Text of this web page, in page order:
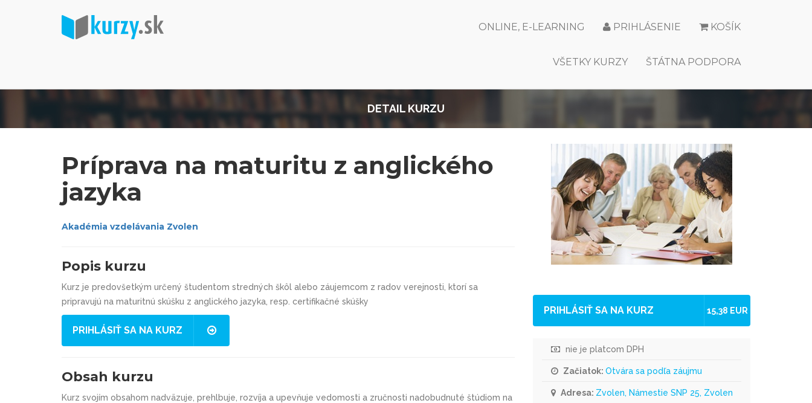
KOŠÍK
PRIHLÁSENIE
ONLINE, E-LEARNING
ŠTÁTNA PODPORA
VŠETKY KURZY
DETAIL KURZU
Príprava na maturitu z anglického
jazyka
Akadémia vzdelávania Zvolen
Popis kurzu
Kurz je predovšetkým určený študentom stredných škôl alebo záujemcom z radov verejnosti, ktorí sa
pripravujú na maturitnú skúšku z anglického jazyka, resp. certifikačné skúšky
PRIHLÁSIŤ SA NA KURZ
Obsah kurzu
Kurz svojím obsahom nadväzuje, prehlbuje, rozvíja a upevňuje vedomosti a zručnosti nadobudnuté štúdiom na
PRIHLÁSIŤ SA NA KURZ 15,38 EUR
nie je platcom DPH
Začiatok: Otvára sa podľa záujmu
Adresa: Zvolen, Námestie SNP 25, Zvolen